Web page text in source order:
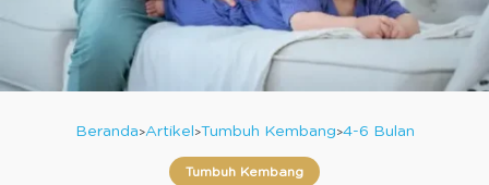
Beranda Artikel Tumbuh Kembang 4-6 Bulan
Tumbuh Kembang